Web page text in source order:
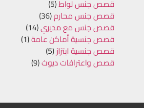
قصص جنس لواط(5)
قصص جنس محارم(36)
قصص جنس مع مديري(14)
قصص جنسية أماكن عامة(1)
قصص جنسية ابتزاز(5)
قصص واعترافات ديوث(9)